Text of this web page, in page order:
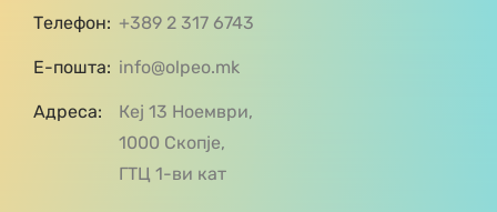
Телефон: +389 2 317 6743
Е-пошта: info@olpeo.mk
Адреса:
Кеј 13 Ноември,
1000 Скопје,
ГТЦ 1-ви кат